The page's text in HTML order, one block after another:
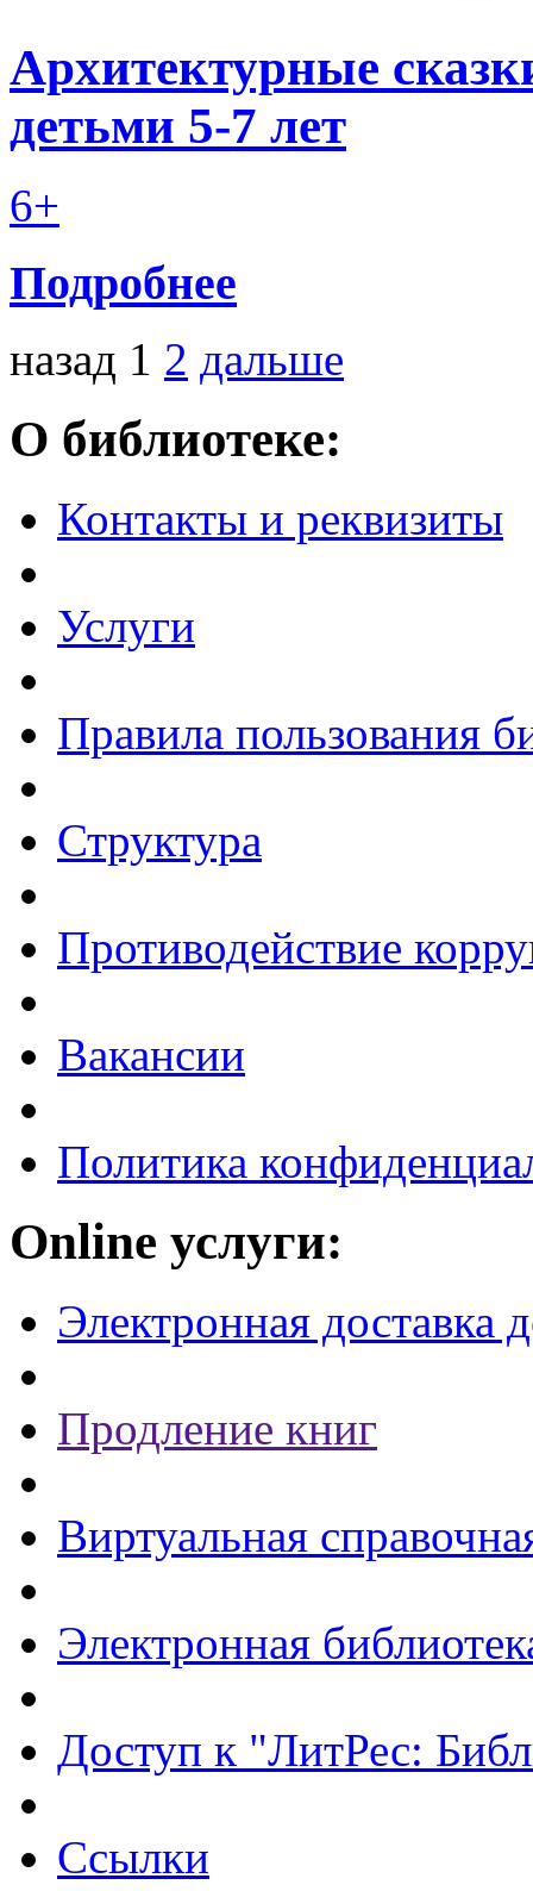
Архитектурные
детьми 5-7 лет
6+
Подробнее
назад 1 2 дальше
О библиотеке:
Контакты и реквизиты
Услуги
Правила пользования
Структура
Противодействие
Вакансии
Политика
Online услуги:
Электронная доставка
Продление книг
Виртуальная
Электронная
Доступ к "ЛитРес:
Ссылки